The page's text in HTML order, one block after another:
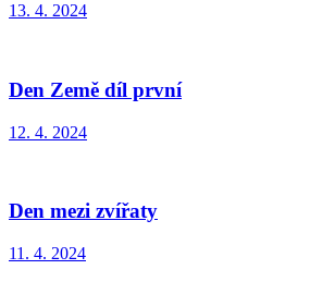
13. 4. 2024
Den Země díl první
12. 4. 2024
Den mezi zvířaty
11. 4. 2024